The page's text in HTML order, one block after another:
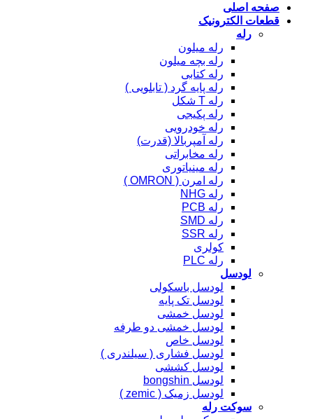
صفحه اصلی
قطعات الکترونیک
رله
رله میلون
رله بچه میلون
رله کتابی
رله پایه گرد ( تابلویی )
رله T شکل
رله پکیجی
رله خودرویی
رله آمپربالا (قدرت)
رله مخابراتی
رله مینیاتوری
رله امرن ( OMRON )
رله NHG
رله PCB
رله SMD
رله SSR
کولری
رله PLC
لودسل
لودسل باسکولی
لودسل تک پایه
لودسل خمشی
لودسل خمشی دو طرفه
لودسل خاص
لودسل فشاری ( سیلندری )
لودسل کششی
لودسل bongshin
لودسل زمیک ( zemic )
سوکت رله